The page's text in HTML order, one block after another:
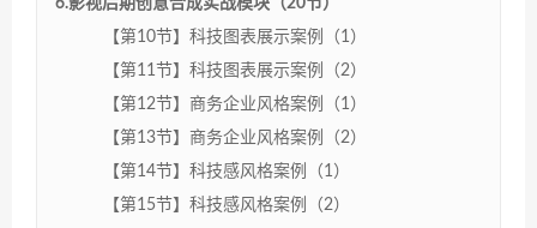
【第10节】科技图表展示案例（1）
【第11节】科技图表展示案例（2）
【第12节】商务企业风格案例（1）
【第13节】商务企业风格案例（2）
【第14节】科技感风格案例（1）
【第15节】科技感风格案例（2）